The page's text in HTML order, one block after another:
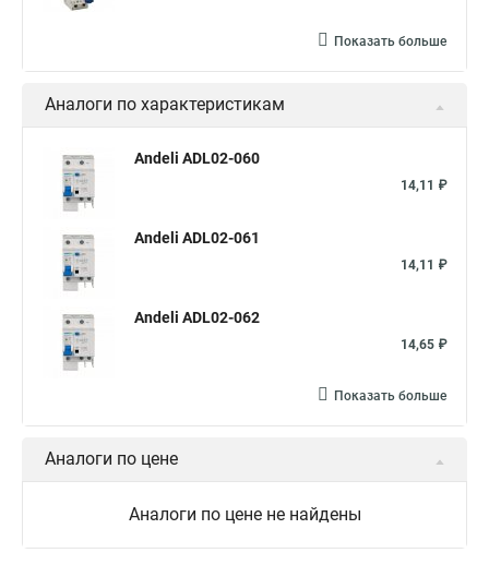
Показать больше
Аналоги по характеристикам
Andeli ADL02-060
14,11 ₽
Andeli ADL02-061
14,11 ₽
Andeli ADL02-062
14,65 ₽
Показать больше
Аналоги по цене
Аналоги по цене не найдены